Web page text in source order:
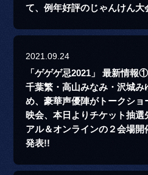
て、例年好評のじゃんけん大
2021.09.24
「ゲゲゲ忌2021」 最新情報①
千葉繁・高山みなみ・沢城み
め、豪華声優陣がトークシ
映会、本日よりチケット抽選
アル＆オンラインの２会場
発表!!